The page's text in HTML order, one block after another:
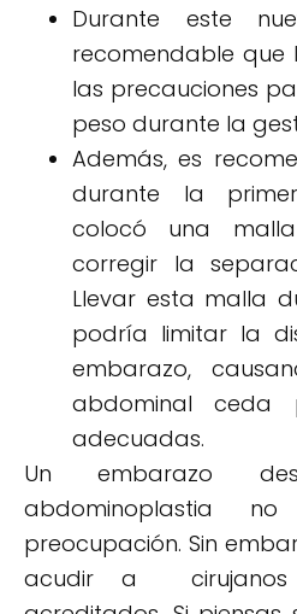
Durante este
recomendable que
las precauciones
peso durante la
Además, es
durante la
colocó una
corregir la
Llevar esta malla
podría limitar la
embarazo,
abdominal ceda
adecuadas.
Un embarazo
abdominoplastia
preocupación. Sin
acudir a cirujanos